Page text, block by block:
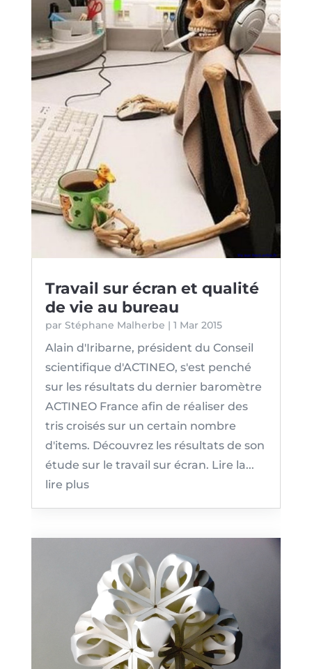
Travail sur écran et qualité
de vie au bureau
par Stéphane Malherbe | 1 Mar 2015
Alain d'Iribarne, président du Conseil
scientifique d'ACTINEO, s'est penché
sur les résultats du dernier baromètre
ACTINEO France afin de réaliser des
tris croisés sur un certain nombre
d'items. Découvrez les résultats de son
étude sur le travail sur écran. Lire la...
lire plus